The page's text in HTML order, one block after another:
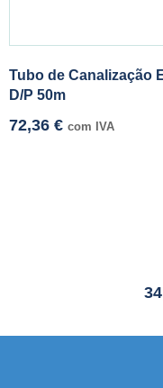
Tubo de Canalização
D/P 50m
72,36 € com IVA